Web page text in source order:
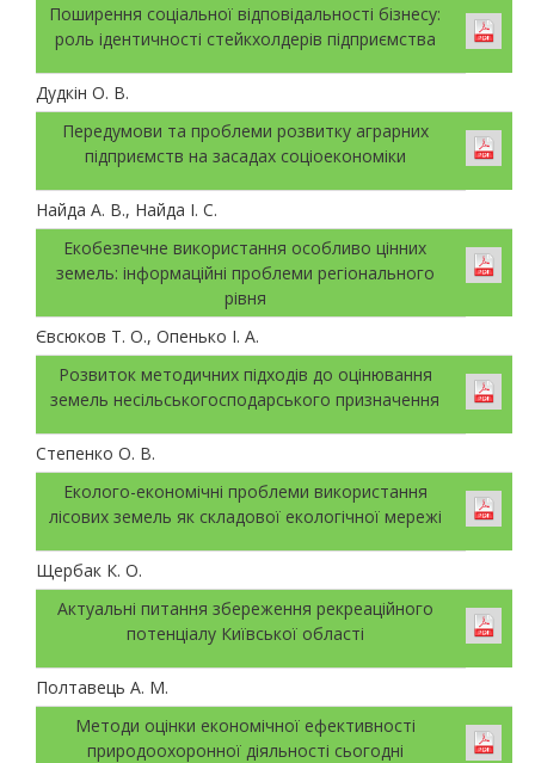
Поширення соціальної відповідальності бізнесу:
роль ідентичності стейкхолдерів підприємства
Дудкін О. В.
Передумови та проблеми розвитку аграрних
підприємств на засадах соціоекономіки
Найда А. В., Найда І. С.
Екобезпечне використання особливо цінних
земель: інформаційні проблеми регіонального
рівня
Євсюков Т. О., Опенько І. А.
Розвиток методичних підходів до оцінювання
земель несільськогосподарського призначення
Степенко О. В.
Еколого-економічні проблеми використання
лісових земель як складової екологічної мережі
Щербак К. О.
Актуальні питання збереження рекреаційного
потенціалу Київської області
Полтавець А. М.
Методи оцінки економічної ефективності
природоохоронної діяльності сьогодні